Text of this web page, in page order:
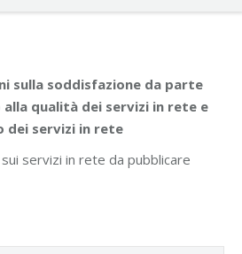
sulla soddisfazione da parte
qualità dei servizi in rete e
dei servizi in rete
servizi in rete da pubblicare